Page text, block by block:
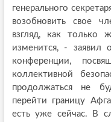
генерального
возобновить свое
взгляд, как только
изменится, - заявил
конференции,
коллективной
продолжаться не
перейти границу
есть уже сейчас. В